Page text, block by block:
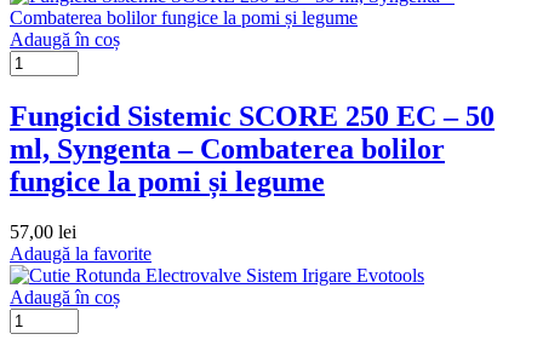
Adaugă în coș
Fungicid Sistemic SCORE 250 EC – 50
ml, Syngenta – Combaterea bolilor
fungice la pomi și legume
57,00 lei
Adaugă la favorite
Adaugă în coș